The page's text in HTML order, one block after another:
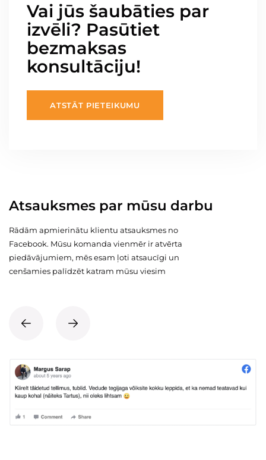
Vai jūs šaubāties par
izvēli? Pasūtiet
bezmaksas
konsultāciju!
ATSTĀT PIETEIKUMU
Atsauksmes par mūsu darbu
Rādām apmierinātu klientu atsauksmes no
Facebook. Mūsu komanda vienmēr ir atvērta
piedāvājumiem, mēs esam ļoti atsaucīgi un
cenšamies palīdzēt katram mūsu viesim